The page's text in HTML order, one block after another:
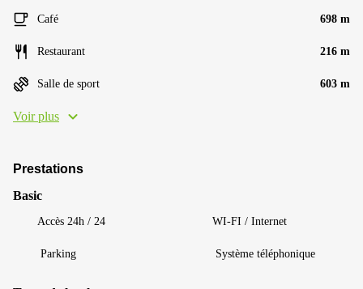
Café 698 m
Restaurant 216 m
Salle de sport 603 m
Voir plus
Prestations
Basic
Accès 24h / 24 WI-FI / Internet
Parking Système téléphonique